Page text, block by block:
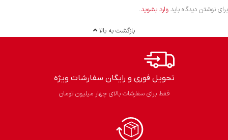
برای نوشتن دیدگاه باید وارد بشوید.
بازگشت به بالا
تحویل فوری و رایگان سفارشات ویژه
فقط برای سفارشات بالای چهار میلیون تومان